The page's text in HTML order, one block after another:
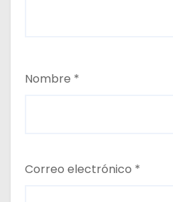
Nombre *
Correo electrónico *